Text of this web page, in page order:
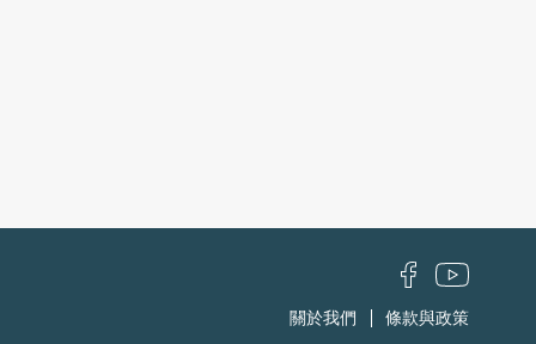
關於我們
條款與政策